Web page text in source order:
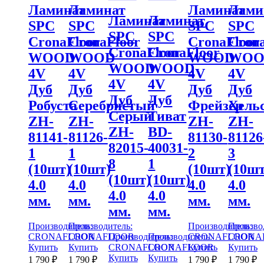
Ламинат
SPC
CronaFloor
WOOD
4V
Дуб
Робуста
ZH-
81141-
1
(10шт)
4.0
мм.
Производитель:
CRONAFLOOR
Купить
1 790 ₽
Ламинат
SPC
CronaFloor
WOOD
4V
Дуб
Серебристый
ZH-
81126-
1
(10шт)
4.0
мм.
Производитель:
CRONAFLOOR
Купить
1 790 ₽
Ламинат
SPC
CronaFloor
WOOD
4V
Дуб
Серый
ZH-
82015-
8
(10шт)
4.0
мм.
Производитель:
CRONAFLOOR
Купить
Ламинат
SPC
CronaFloor
WOOD
4V
Дуб
Тиват
BD-
40031-
1
(10шт)
4.0
мм.
Производитель:
CRONAFLOOR
Купить
Ламинат
SPC
CronaFloor
WOOD
4V
Дуб
Фрейзер
ZH-
81130-
2
(10шт)
4.0
мм.
Производитель:
CRONAFLOOR
Купить
1 790₽
SPC
4V
Дуб
ZH-
3
4.0
мм.
Купить
1 790 ₽